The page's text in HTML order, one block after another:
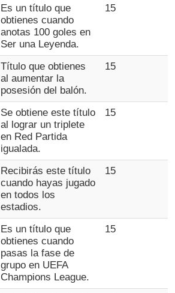
Es un título que
obtienes cuando
anotas 100 goles en
Ser una Leyenda.
15
Título que obtienes
al aumentar la
posesión del balón.
15
Se obtiene este título
al lograr un triplete
en Red Partida
igualada.
15
Recibirás este título
cuando hayas jugado
en todos los
estadios.
15
Es un título que
obtienes cuando
pasas la fase de
grupo en UEFA
Champions League.
15